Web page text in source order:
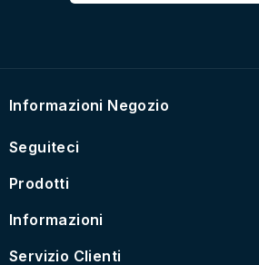
Informazioni Negozio
Seguiteci
Prodotti
Informazioni
Servizio Clienti